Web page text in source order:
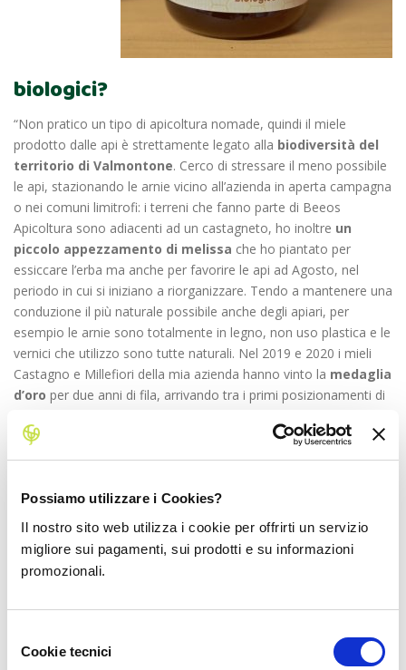
Possiamo utilizzare i Cookies?
Il nostro sito web utilizza i cookie per offrirti un servizio
migliore sui pagamenti, sui prodotti e su informazioni
promozionali.
delCookie tecnici
biologici?
“Non pratico un tipo di apicoltura nomade, quindi il miele
prodotto dalle api è strettamente legato alla biodiversità del
territorio di Valmontone. Cerco di stressare il meno possibile
le api, stazionando le arnie vicino all’azienda in aperta campagna
o nei comuni limitrofi: i terreni che fanno parte di Beeos
Apicoltura sono adiacenti ad un castagneto, ho inoltre un
piccolo appezzamento di melissa che ho piantato per
essiccare l’erba ma anche per favorire le api ad Agosto, nel
periodo in cui si iniziano a riorganizzare. Tendo a mantenere una
conduzione il più naturale possibile anche degli apiari, per
esempio le arnie sono totalmente in legno, non uso plastica e le
vernici che utilizzo sono tutte naturali. Nel 2019 e 2020 i mieli
Castagno e Millefiori della mia azienda hanno vinto la medaglia
d’oro per due anni di fila, arrivando tra i primi posizionamenti di
traguardo per me molto importante!”
attività
oltre